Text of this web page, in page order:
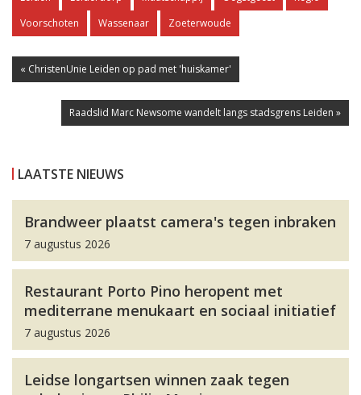
Voorschoten
Wassenaar Zoeterwoude
« ChristenUnie Leiden op pad met 'huiskamer'
Raadslid Marc Newsome wandelt langs stadsgrens Leiden »
LAATSTE NIEUWS
Brandweer plaatst camera's tegen inbraken
7 augustus 2026
Restaurant Porto Pino heropent met
mediterrane menukaart en sociaal initiatief
7 augustus 2026
Leidse longartsen winnen zaak tegen